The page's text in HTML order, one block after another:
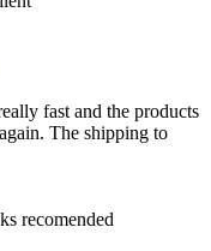
fast and the products
The shipping to
recomended